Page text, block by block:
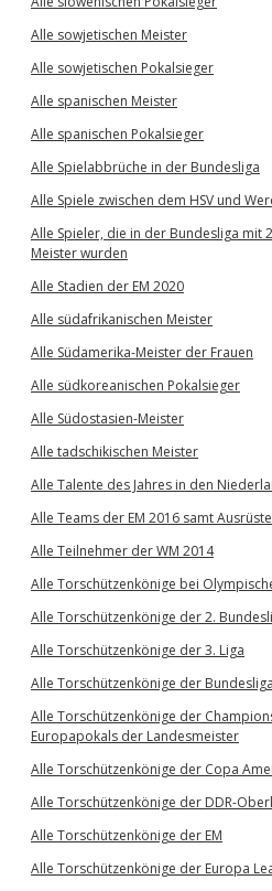
Alle sowjetischen Meister
Alle sowjetischen Pokalsieger
Alle spanischen Meister
Alle spanischen Pokalsieger
Alle Spielabbrüche in der Bundesliga
Alle Spiele zwischen dem HSV und
Alle Spieler, die in der Bundesliga mit
Meister wurden
Alle Stadien der EM 2020
Alle südafrikanischen Meister
Alle Südamerika-Meister der Frauen
Alle südkoreanischen Pokalsieger
Alle Südostasien-Meister
Alle tadschikischen Meister
Alle Talente des Jahres in den
Alle Teams der EM 2016 samt
Alle Teilnehmer der WM 2014
Alle Torschützenkönige bei
Alle Torschützenkönige der 2.
Alle Torschützenkönige der 3. Liga
Alle Torschützenkönige der Bundesliga
Alle Torschützenkönige der
Europapokals der Landesmeister
Alle Torschützenkönige der Copa
Alle Torschützenkönige der DDR-
Alle Torschützenkönige der EM
Alle Torschützenkönige der Europa